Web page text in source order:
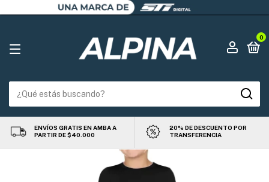
0
ENVÍOS GRATIS EN AMBA A
PARTIR DE $40.000
20% DE DESCUENTO POR
TRANSFERENCIA